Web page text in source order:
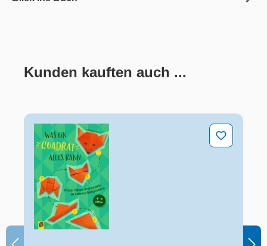
Produktgalerie überspringen
Kunden kauften auch ...
Was ein Quadrat alles kann